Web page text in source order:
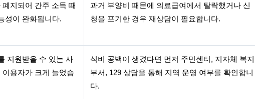
지되어 간주 소득 때
성이 완화됩니다.
과거 부양비 때문에 의료급여에서 탈락했거나 신
청을 포기한 경우 재상담이 필요합니다.
지원받을 수 있는 사
용자가 크게 늘었습
식비 공백이 생겼다면 먼저 주민센터, 지자체 복지
부서, 129 상담을 통해 지역 운영 여부를 확인합니
다.